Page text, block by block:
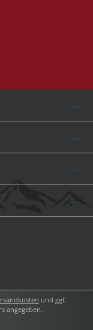
und ggf.
angegeben.